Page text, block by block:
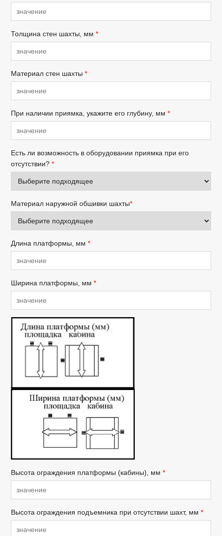
Толщина стен шахты, мм*
Материал стен шахты*
При наличии приямка, укажите его глубину, мм*
Есть ли возможность в оборудовании приямка при его
отсутствии?*
Материал наружной обшивки шахты*
Длина платформы, мм*
Ширина платформы, мм*
Высота ограждения платформы (кабины), мм*
Высота ограждения подъемника при отсутствии шахт, мм*